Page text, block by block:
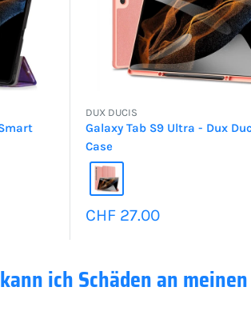
DUX DUCIS
Galaxy Tab S9 Ultra - Dux
Case
Sonderpreis
CHF 27.00
ich Schäden an